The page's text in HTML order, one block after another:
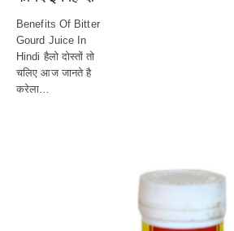
Benefits Of Bitter
Gourd Juice In
Hindi हैलो दोस्तों तो
चलिए आज जानते है
करेला…